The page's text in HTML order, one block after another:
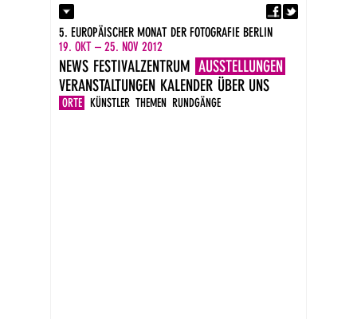
Kontakt
Presse
Impressum
DE
EN
5. EUROPÄISCHER MONAT DER FOTOGRAFIE BERLIN
19. OKT – 25. NOV 2012
NEWS FESTIVALZENTRUM AUSSTELLUNGEN
ORTE KÜNSTLER THEMEN RUNDGÄNGE
VERANSTALTUNGEN KALENDER ÜBER UNS